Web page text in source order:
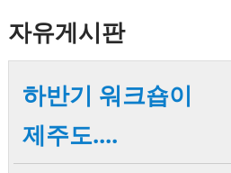
자유게시판
하반기 워크숍이
제주도....